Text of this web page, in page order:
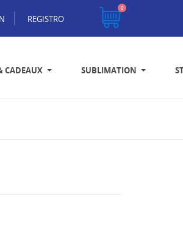
REGISTRO
0
CADEAUX SUBLIMATION